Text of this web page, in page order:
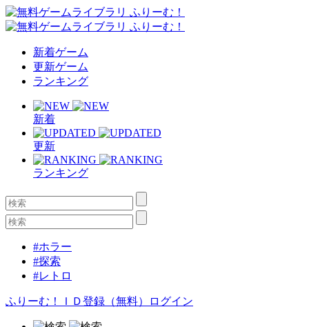
新着ゲーム
更新ゲーム
ランキング
新着
更新
ランキング
#ホラー
#探索
#レトロ
ふりーむ！ＩＤ登録（無料） ログイン